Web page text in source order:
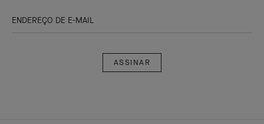
ENDEREÇO DE E-MAIL